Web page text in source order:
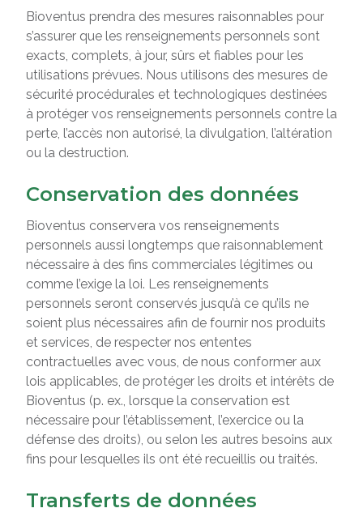
Bioventus prendra des mesures raisonnables pour
s’assurer que les renseignements personnels sont
exacts, complets, à jour, sûrs et fiables pour les
utilisations prévues. Nous utilisons des mesures de
sécurité procédurales et technologiques destinées
à protéger vos renseignements personnels contre la
perte, l’accès non autorisé, la divulgation, l’altération
ou la destruction.
Conservation des données
Bioventus conservera vos renseignements
personnels aussi longtemps que raisonnablement
nécessaire à des fins commerciales légitimes ou
comme l’exige la loi. Les renseignements
personnels seront conservés jusqu’à ce qu’ils ne
soient plus nécessaires afin de fournir nos produits
et services, de respecter nos ententes
contractuelles avec vous, de nous conformer aux
lois applicables, de protéger les droits et intérêts de
Bioventus (p. ex., lorsque la conservation est
nécessaire pour l’établissement, l’exercice ou la
défense des droits), ou selon les autres besoins aux
fins pour lesquelles ils ont été recueillis ou traités.
Transferts de données